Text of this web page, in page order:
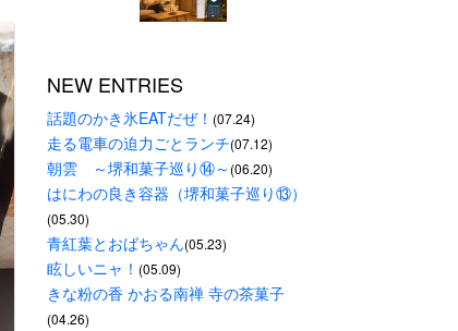
NEW ENTRIES
話題のかき氷EATだぜ！ (07.24)
走る電車の迫力ごとランチ(07.12)
朝雲　～堺和菓子巡り⑭～(06.20)
はにわの良き容器（堺和菓子巡り⑬）
(05.30)
青紅葉とおばちゃん(05.23)
眩しいニャ！ (05.09)
きな粉の香 かおる南禅 寺の茶菓子
(04.26)